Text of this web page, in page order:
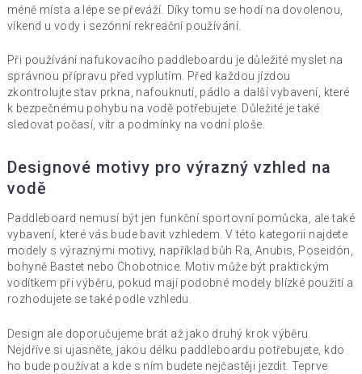
méně místa a lépe se převáží. Díky tomu se hodí na dovolenou,
víkend u vody i sezónní rekreační používání.
Při používání nafukovacího paddleboardu je důležité myslet na
správnou přípravu před vyplutím. Před každou jízdou
zkontrolujte stav prkna, nafouknutí, pádlo a další vybavení, které
k bezpečnému pohybu na vodě potřebujete. Důležité je také
sledovat počasí, vítr a podmínky na vodní ploše.
Designové motivy pro výrazný vzhled na
vodě
Paddleboard nemusí být jen funkční sportovní pomůcka, ale také
vybavení, které vás bude bavit vzhledem. V této kategorii najdete
modely s výraznými motivy, například bůh Ra, Anubis, Poseidón,
bohyně Bastet nebo Chobotnice. Motiv může být praktickým
vodítkem při výběru, pokud mají podobné modely blízké použití a
rozhodujete se také podle vzhledu.
Design ale doporučujeme brát až jako druhý krok výběru.
Nejdříve si ujasněte, jakou délku paddleboardu potřebujete, kdo
ho bude používat a kde s ním budete nejčastěji jezdit. Teprve